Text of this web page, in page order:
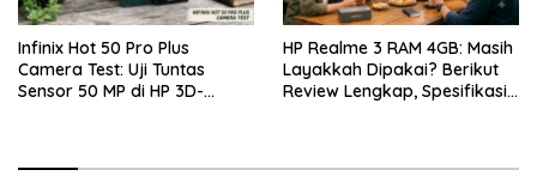
Infinix Hot 50 Pro Plus
Camera Test: Uji Tuntas
Sensor 50 MP di HP 3D-
HP Realme 3 RAM 4GB: Masih
Layakkah Dipakai? Berikut
Review Lengkap, Spesifikasi,